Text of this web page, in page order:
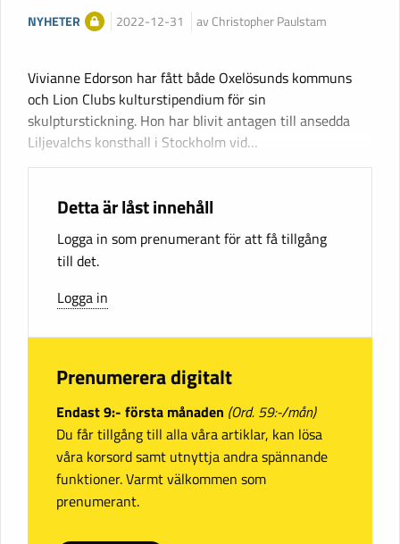
NYHETER 2022-12-31 av Christopher Paulstam
Vivianne Edorson har fått både Oxelösunds kommuns
och Lion Clubs kulturstipendium för sin
skulpturstickning. Hon har blivit antagen till ansedda
Liljevalchs konsthall i Stockholm vid…
Detta är låst innehåll
Logga in som prenumerant för att få tillgång
till det.
Logga in
Prenumerera digitalt
Endast 9:- första månaden (Ord. 59:-/mån)
Du får tillgång till alla våra artiklar, kan lösa
våra korsord samt utnyttja andra spännande
funktioner. Varmt välkommen som
prenumerant.